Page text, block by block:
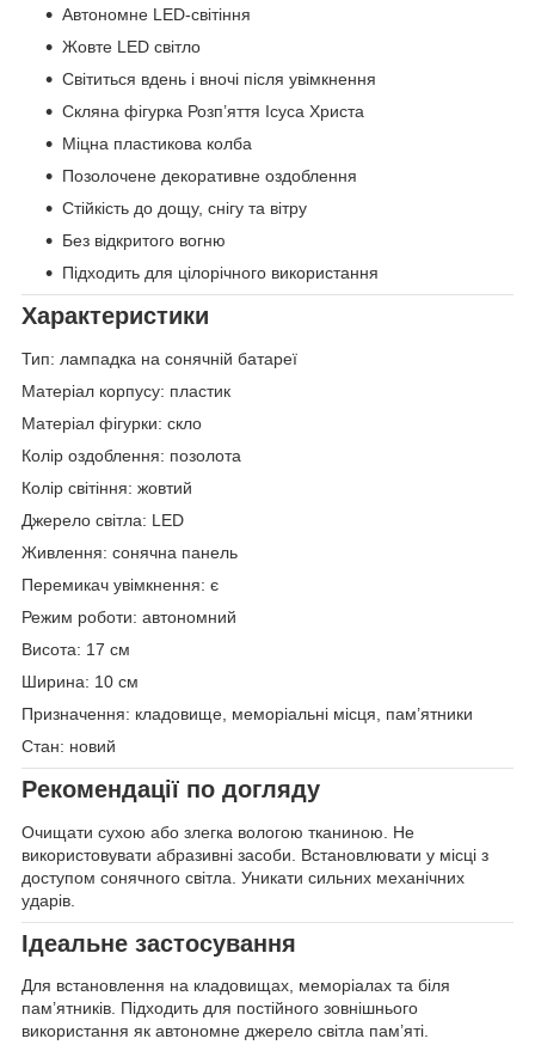
Автономне LED-світіння
Жовте LED світло
Світиться вдень і вночі після увімкнення
Скляна фігурка Розп’яття Ісуса Христа
Міцна пластикова колба
Позолочене декоративне оздоблення
Стійкість до дощу, снігу та вітру
Без відкритого вогню
Підходить для цілорічного використання
Характеристики
Тип: лампадка на сонячній батареї
Матеріал корпусу: пластик
Матеріал фігурки: скло
Колір оздоблення: позолота
Колір світіння: жовтий
Джерело світла: LED
Живлення: сонячна панель
Перемикач увімкнення: є
Режим роботи: автономний
Висота: 17 см
Ширина: 10 см
Призначення: кладовище, меморіальні місця, пам’ятники
Стан: новий
Рекомендації по догляду
Очищати сухою або злегка вологою тканиною. Не
використовувати абразивні засоби. Встановлювати у місці з
доступом сонячного світла. Уникати сильних механічних
ударів.
Ідеальне застосування
Для встановлення на кладовищах, меморіалах та біля
пам’ятників. Підходить для постійного зовнішнього
використання як автономне джерело світла пам’яті.